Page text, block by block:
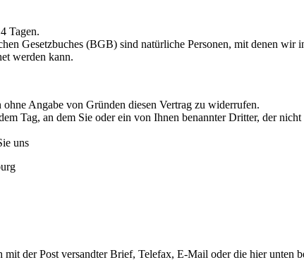
Tagen.
Gesetzbuches (BGB) sind natürliche Personen, mit denen
werden kann.
Angabe von Gründen diesen Vertrag zu widerrufen.
Tag, an dem Sie oder ein von Ihnen benannter Dritter, der
uns
der Post versandter Brief, Telefax, E-Mail oder die hier unten